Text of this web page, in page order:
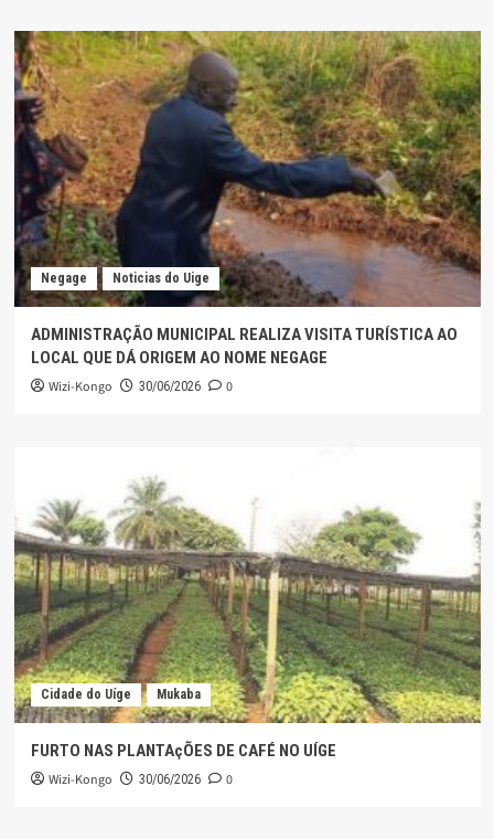
Negage Noticias do Uige
ADMINISTRAÇÃO MUNICIPAL REALIZA VISITA TURÍSTICA AO
LOCAL QUE DÁ ORIGEM AO NOME NEGAGE
Wizi-Kongo 30/06/2026 0
Cidade do Uíge Mukaba
FURTO NAS PLANTAçÕES DE CAFÉ NO UÍGE
Wizi-Kongo 30/06/2026 0